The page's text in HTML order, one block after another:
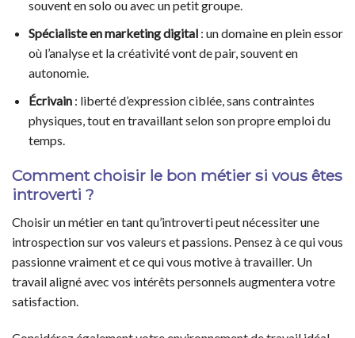
souvent en solo ou avec un petit groupe.
Spécialiste en marketing digital: un domaine en plein essor
où l’analyse et la créativité vont de pair, souvent en
autonomie.
Écrivain: liberté d’expression ciblée, sans contraintes
physiques, tout en travaillant selon son propre emploi du
temps.
Comment choisir le bon métier si vous êtes
introverti ?
Choisir un métier en tant qu’introverti peut nécessiter une
introspection sur vos valeurs et passions. Pensez à ce qui vous
passionne vraiment et ce qui vous motive à travailler. Un
travail aligné avec vos intérêts personnels augmentera votre
satisfaction.